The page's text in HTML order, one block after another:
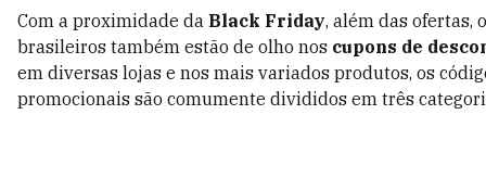
Com a proximidade da Black Friday, além das ofertas,
brasileiros também estão de olho nos cupons de
em diversas lojas e nos mais variados produtos, os
promocionais são comumente divididos em três